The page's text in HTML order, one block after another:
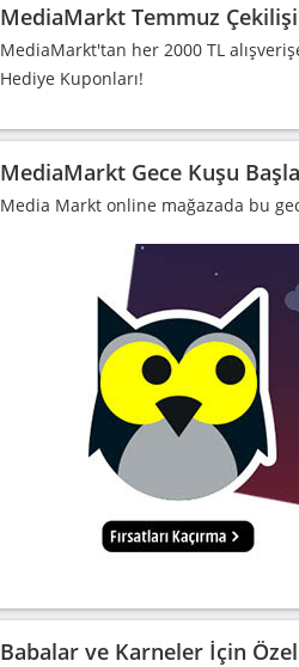
MediaMarkt Temmuz
MediaMarkt'tan her 2000 TL
Hediye Kuponları!
MediaMarkt Gece Kuşu
Media Markt online mağazada bu
Babalar ve Karneler İçin